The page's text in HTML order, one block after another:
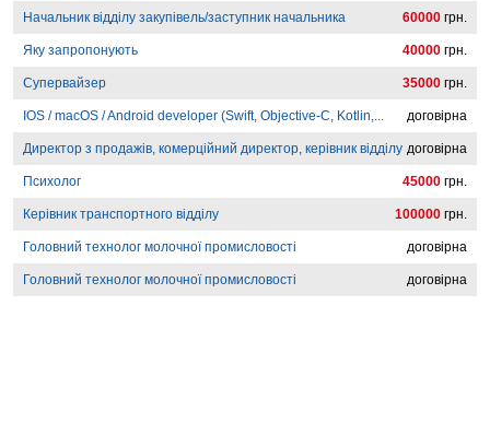
Начальник відділу закупівель/заступник начальника 60000 грн.
Яку запропонують 40000 грн.
Супервайзер 35000 грн.
IOS / macOS / Android developer (Swift, Objective-C, Kotlin,... договірна
Директор з продажів, комерційний директор, керівник відділу договірна
Психолог 45000 грн.
Керівник транспортного відділу 100000 грн.
Головний технолог молочної промисловості договірна
Головний технолог молочної промисловості договірна